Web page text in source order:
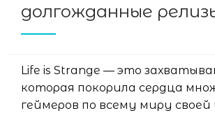
долгожданные
Life is Strange — это
которая покорила сердца
геймеров по всему миру